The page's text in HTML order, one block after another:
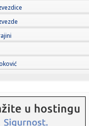
oboren rekord najviše
Blokaderi "otpisali" i Bodirogu
GA JE ŽELEO, ALI JE ON
studenti prikupljaju